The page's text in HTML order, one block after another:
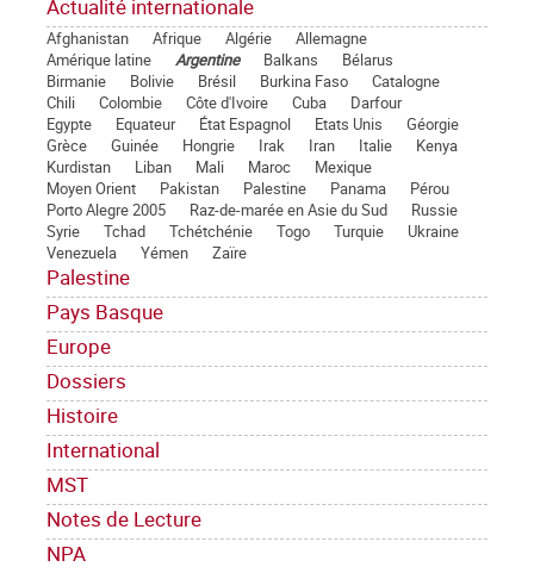
Actualité internationale
Afghanistan Afrique Algérie
Allemagne
Amérique latine
Argentine Balkans
Bélarus
Birmanie
Bolivie Brésil Burkina Faso
Catalogne
Chili
Colombie Côte d'Ivoire Cuba
Darfour
Egypte
Equateur État Espagnol Etats Unis
Géorgie
Grèce
Guinée Hongrie Irak Iran Italie
Kenya
Kurdistan
Liban Mali Maroc
Mexique
Moyen Orient
Pakistan Palestine Panama
Pérou
Porto Alegre 2005
Raz-de-marée en Asie du Sud
Russie
Syrie
Tchad Tchétchénie Togo Turquie
Ukraine
Venezuela
Yémen Zaïre
Palestine
Pays Basque
Europe
Dossiers
Histoire
International
MST
Notes de Lecture
NPA